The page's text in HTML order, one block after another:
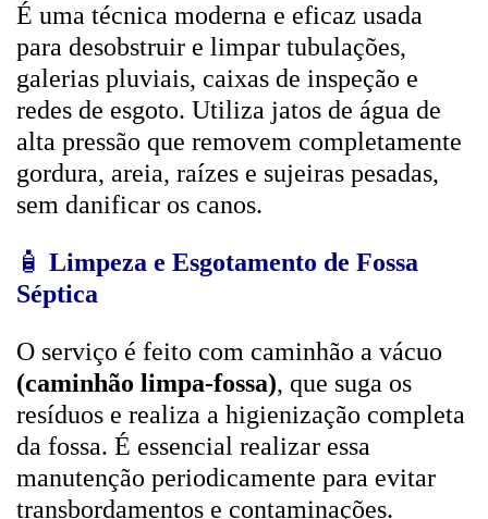
É uma técnica moderna e eficaz usada
para desobstruir e limpar tubulações,
galerias pluviais, caixas de inspeção e
redes de esgoto. Utiliza jatos de água de
alta pressão que removem completamente
gordura, areia, raízes e sujeiras pesadas,
sem danificar os canos.
🧴 Limpeza e Esgotamento de Fossa
Séptica
O serviço é feito com caminhão a vácuo
(caminhão limpa-fossa), que suga os
resíduos e realiza a higienização completa
da fossa. É essencial realizar essa
manutenção periodicamente para evitar
transbordamentos e contaminações.